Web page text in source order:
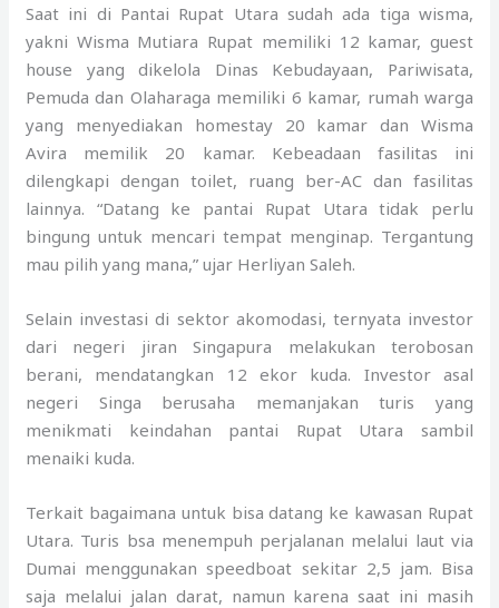
Saat ini di Pantai Rupat Utara sudah ada tiga wisma,
yakni Wisma Mutiara Rupat memiliki 12 kamar, guest
house yang dikelola Dinas Kebudayaan, Pariwisata,
Pemuda dan Olaharaga memiliki 6 kamar, rumah warga
yang menyediakan homestay 20 kamar dan Wisma
Avira memilik 20 kamar. Kebeadaan fasilitas ini
dilengkapi dengan toilet, ruang ber-AC dan fasilitas
lainnya. “Datang ke pantai Rupat Utara tidak perlu
bingung untuk mencari tempat menginap. Tergantung
mau pilih yang mana,” ujar Herliyan Saleh.
Selain investasi di sektor akomodasi, ternyata investor
dari negeri jiran Singapura melakukan terobosan
berani, mendatangkan 12 ekor kuda. Investor asal
negeri Singa berusaha memanjakan turis yang
menikmati keindahan pantai Rupat Utara sambil
menaiki kuda.
Terkait bagaimana untuk bisa datang ke kawasan Rupat
Utara. Turis bsa menempuh perjalanan melalui laut via
Dumai menggunakan speedboat sekitar 2,5 jam. Bisa
saja melalui jalan darat, namun karena saat ini masih